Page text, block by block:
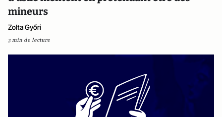
mineurs
Zolta Győri
3 min de lecture